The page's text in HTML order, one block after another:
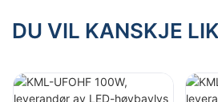
i industrianlegg,
i
DU VIL KANSKJE